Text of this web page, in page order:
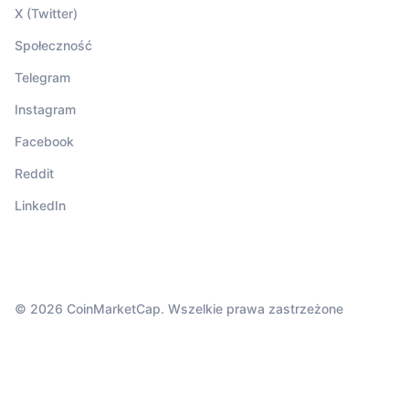
X (Twitter)
Społeczność
Telegram
Instagram
Facebook
Reddit
LinkedIn
© 2026 CoinMarketCap. Wszelkie prawa zastrzeżone